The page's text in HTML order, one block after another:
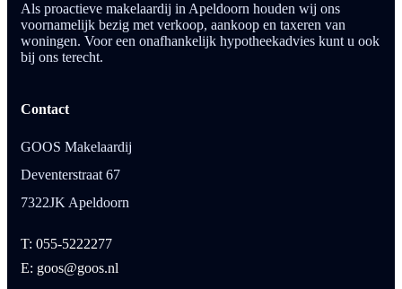
Als proactieve makelaardij in Apeldoorn houden wij ons
voornamelijk bezig met verkoop, aankoop en taxeren van
woningen. Voor een onafhankelijk hypotheekadvies kunt u ook
bij ons terecht.
Contact
GOOS Makelaardij
Deventerstraat 67
7322JK Apeldoorn
T: 055-5222277
E: goos@goos.nl